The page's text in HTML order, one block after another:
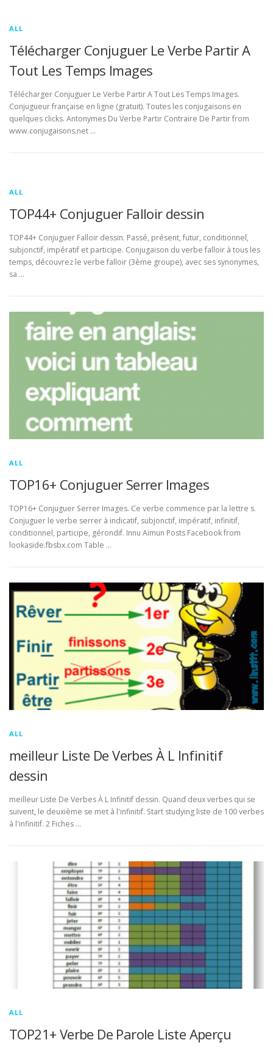
ALL
Télécharger Conjuguer Le Verbe Partir A
Tout Les Temps Images
Télécharger Conjuguer Le Verbe Partir A Tout Les Temps Images.
Conjugueur française en ligne (gratuit). Toutes les conjugaisons en
quelques clicks. Antonymes Du Verbe Partir Contraire De Partir from
www.conjugaisons.net …
ALL
TOP44+ Conjuguer Falloir dessin
TOP44+ Conjuguer Falloir dessin. Passé, présent, futur, conditionnel,
subjonctif, impératif et participe. Conjugaison du verbe falloir à tous les
temps, découvrez le verbe falloir (3ème groupe), avec ses synonymes,
sa …
ALL
TOP16+ Conjuguer Serrer Images
TOP16+ Conjuguer Serrer Images. Ce verbe commence par la lettre s.
Conjuguer le verbe serrer à indicatif, subjonctif, impératif, infinitif,
conditionnel, participe, gérondif. Innu Aimun Posts Facebook from
lookaside.fbsbx.com Table …
ALL
meilleur Liste De Verbes À L Infinitif
dessin
meilleur Liste De Verbes À L Infinitif dessin. Quand deux verbes qui se
suivent, le deuxième se met à l'infinitif. Start studying liste de 100 verbes
à l'infinitif. 2 Fiches …
ALL
TOP21+ Verbe De Parole Liste Aperçu